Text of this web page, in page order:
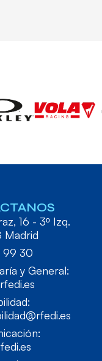
16 - 3º Izq.
99 30
y General: